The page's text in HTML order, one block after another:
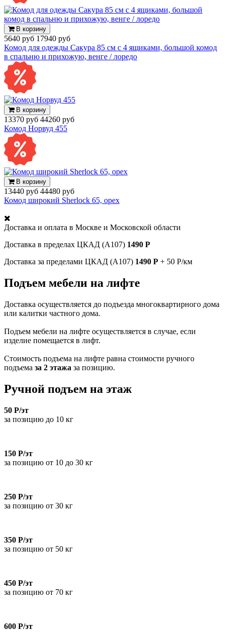
В корзину
5640 руб 17940 руб
Комод для одежды Сакура 85 см с 4 ящиками, большой комод
в спальню и прихожую, венге / лоредо
В корзину
13370 руб 44260 руб
Комод Норвуд 455
В корзину
13440 руб 44480 руб
Комод широкий Sherlock 65, орех
Доставка и оплата в Москве и Московской области
Доставка в пределах ЦКАД (А107) 1490 Р
Доставка за пределами ЦКАД (А107) 1490 Р + 50 Р/км
Подъем мебели на лифте
Доставка осуществляется до подъезда многоквартирного дома
или калитки частного дома.
Подъем мебели на лифте осуществляется в случае, если
изделие помещается в лифт.
Стоимость подъема на лифте равна стоимости ручного
подъема за 2 этажа за позицию.
Ручной подъем на этаж
50 Р/эт
за позицию до 10 кг
150 Р/эт
за позицию от 10 до 30 кг
250 Р/эт
за позицию от 30 кг
350 Р/эт
за позицию от 50 кг
450 Р/эт
за позицию от 70 кг
600 Р/эт